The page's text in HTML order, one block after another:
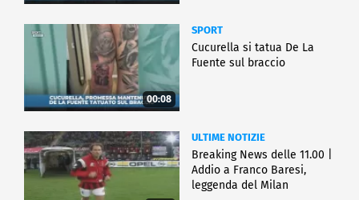
00:08
SPORT
Cucurella si tatua De La
Fuente sul braccio
ULTIME NOTIZIE
Breaking News delle 11.00 |
Addio a Franco Baresi,
leggenda del Milan